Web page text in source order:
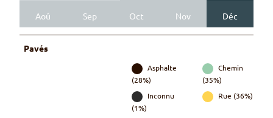
Aoû Sep Oct Nov Déc
Pavés
Asphalte
(28%)
Chemin
(35%)
Inconnu
(1%)
Rue (36%)